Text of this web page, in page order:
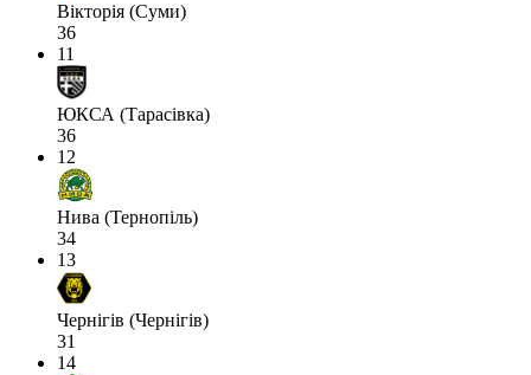
Вікторія (Суми)
36
11
ЮКСА (Тарасівка)
36
12
Нива (Тернопіль)
34
13
Чернігів (Чернігів)
31
14